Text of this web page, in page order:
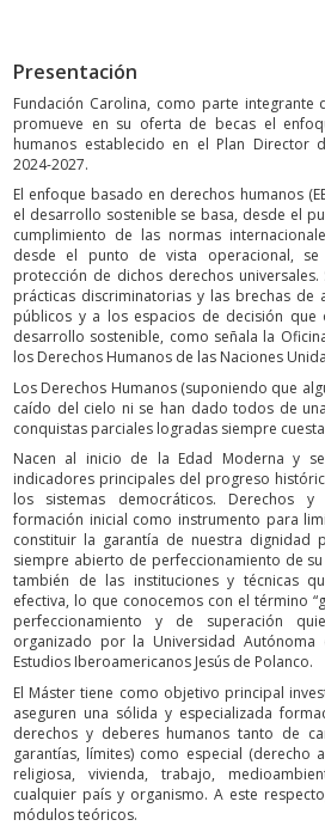
Presentación
Fundación Carolina, como parte integrante
promueve en su oferta de becas el
humanos establecido en el Plan Director
2024-2027.
El enfoque basado en derechos humanos
el desarrollo sostenible se basa, desde el
cumplimiento de las normas
desde el punto de vista operacional,
protección de dichos derechos
prácticas discriminatorias y las brechas de
públicos y a los espacios de decisión que
desarrollo sostenible, como señala la
los Derechos Humanos de las Naciones
Los Derechos Humanos (suponiendo que
caído del cielo ni se han dado todos de
conquistas parciales logradas siempre
Nacen al inicio de la Edad Moderna y
indicadores principales del progreso
los sistemas democráticos. Derechos
formación inicial como instrumento para
constituir la garantía de nuestra dignidad
siempre abierto de perfeccionamiento de
también de las instituciones y técnicas
efectiva, lo que conocemos con el término
perfeccionamiento y de superación
organizado por la Universidad
Estudios Iberoamericanos Jesús de Polanco.
El Máster tiene como objetivo principal
aseguren una sólida y especializada
derechos y deberes humanos tanto de
garantías, límites) como especial (derecho
religiosa, vivienda, trabajo,
cualquier país y organismo. A este
módulos teóricos.